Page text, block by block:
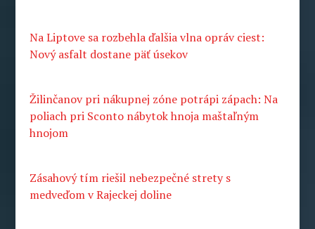
Na Liptove sa rozbehla ďalšia vlna opráv ciest:
Nový asfalt dostane päť úsekov
Žilinčanov pri nákupnej zóne potrápi zápach: Na
poliach pri Sconto nábytok hnoja maštaľným
hnojom
Zásahový tím riešil nebezpečné strety s
medveďom v Rajeckej doline